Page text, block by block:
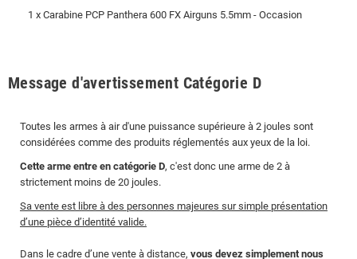
1 x Carabine PCP Panthera 600 FX Airguns 5.5mm - Occasion
Message d'avertissement Catégorie D
Toutes les armes à air d'une puissance supérieure à 2 joules sont
considérées comme des produits réglementés aux yeux de la loi.
Cette arme entre en catégorie D, c'est donc une arme de 2 à
strictement moins de 20 joules.
Sa vente est libre à des personnes majeures sur simple présentation
d’une pièce d’identité valide.
Dans le cadre d’une vente à distance, vous devez simplement nous